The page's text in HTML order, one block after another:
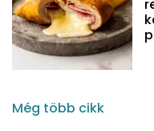
Még több cikk